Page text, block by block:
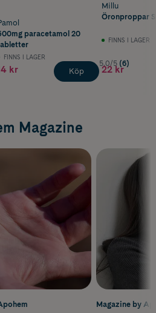
paracetamol 20
FINNS I LAGER
kr Köp
Millu
Öronproppar
FINNS I LAGER
5.0/5 (6)
22 kr
Magazine
Magazine by